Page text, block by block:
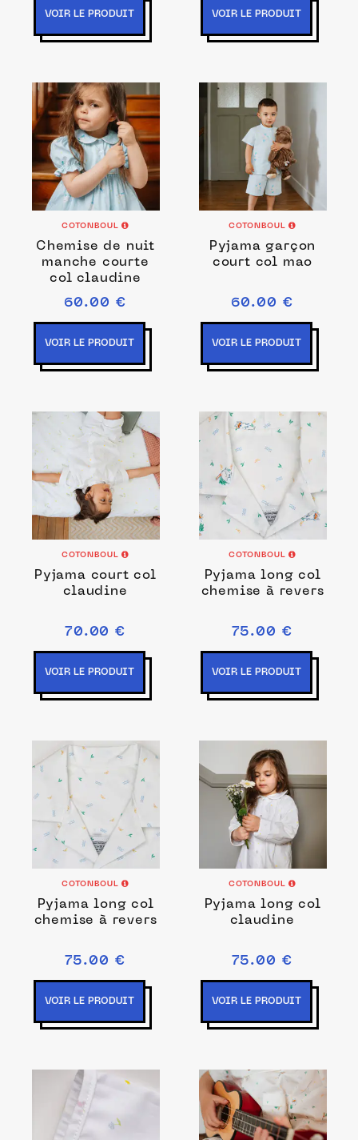
VOIR LE PRODUIT VOIR LE PRODUIT
COTONBOUL
Chemise de nuit
manche courte
col claudine
60.00 €
VOIR LE PRODUIT
COTONBOUL
Pyjama garçon
court col mao
60.00 €
VOIR LE PRODUIT
COTONBOUL
Pyjama court col
claudine
70.00 €
VOIR LE PRODUIT
COTONBOUL
Pyjama long col
chemise à revers
75.00 €
VOIR LE PRODUIT
COTONBOUL
Pyjama long col
chemise à revers
75.00 €
VOIR LE PRODUIT
COTONBOUL
Pyjama long col
claudine
75.00 €
VOIR LE PRODUIT